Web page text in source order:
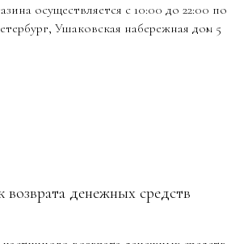
осуществляется с 10:00 до 22:00 по
Ушаковская набережная дом 5
денежных средств